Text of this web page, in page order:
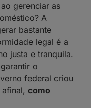
gerenciar as
A
bastante
legal é a
justa e tranquila.
o
federal criou
como